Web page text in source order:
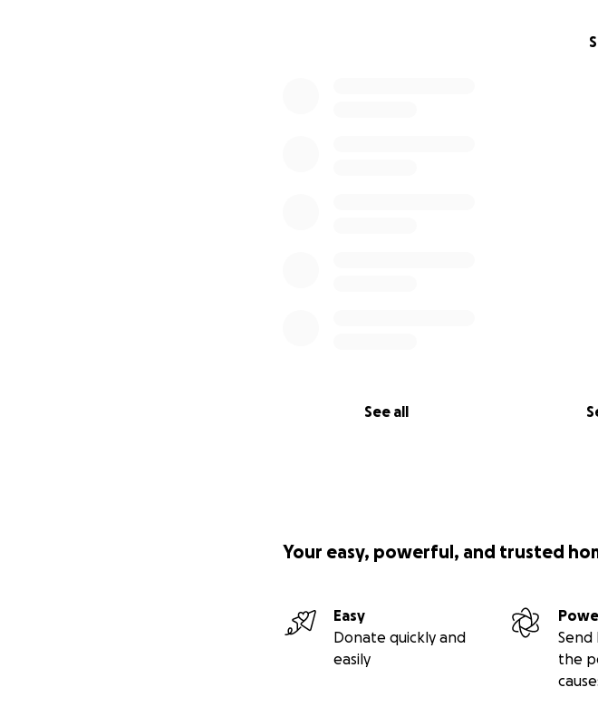
See all
Your easy, powerful, and trusted
Easy
Donate quickly and
easily
the